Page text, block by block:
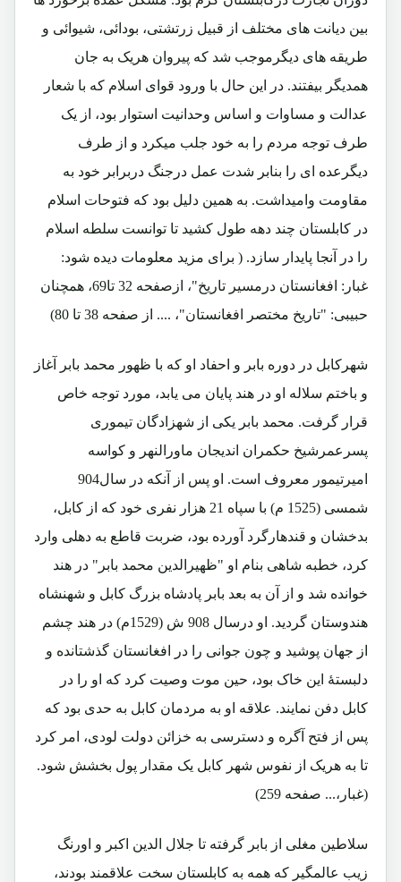
بین دیانت های مختلف از قبیل زرتشتی، بودائی، شیوائی و
طریقه های دیگرموجب شد که پیروان هریک به جان
همدیگر بیفتند. در این حال با ورود قوای اسلام که با شعار
عدالت و مساوات و اساس وحدانیت استوار بود، از یک
طرف توجه مردم را به خود جلب میکرد و از طرف
دیگرعده ای را بنابر شدت عمل درجنگ دربرابر خود به
مقاومت وامیداشت. به همین دلیل بود که فتوحات اسلام
در کابلستان چند دهه طول کشید تا توانست سلطه اسلام
را در آنجا پایدار سازد. ( برای مزید معلومات دیده شود:
غبار: افغانستان درمسیر تاریخ"، ازصفحه 32 تا69، همچنان
حبیبی: "تاریخ مختصر افغانستان"، .... از صفحه 38 تا 80)
شهرکابل در دوره بابر و احفاد او که با ظهور محمد بابر آغاز
و باختم سلاله او در هند پایان می یابد، مورد توجه خاص
قرار گرفت. محمد بابر یکی از شهزادگان تیموری
پسرعمرشیخ حکمران اندیجان ماورالنهر و کواسه
امیرتیمور معروف است. او پس از آنکه در سال904
شمسی (1525 م) با سپاه 21 هزار نفری خود که از کابل،
بدخشان و قندهارگرد آورده بود، ضربت قاطع به دهلی وارد
کرد، خطبه شاهی بنام او "ظهیرالدین محمد بابر" در هند
خوانده شد و از آن به بعد بابر پادشاه بزرگ کابل و شهنشاه
هندوستان گردید. او درسال 908 ش (1529م) در هند چشم
از جهان پوشید و چون جوانی را در افغانستان گذشتانده و
دلبستۀ این خاک بود، حین موت وصیت کرد که او را در
کابل دفن نمایند. علاقه او به مردمان کابل به حدی بود که
پس از فتح آگره و دسترسی به خزائن دولت لودی، امر کرد
تا به هریک از نفوس شهر کابل یک مقدار پول بخشش شود.
(غبار،... صفحه 259)
سلاطین مغلی از بابر گرفته تا جلال الدین اکبر و اورنگ
زیب عالمگیر که همه به کابلستان سخت علاقمند بودند،